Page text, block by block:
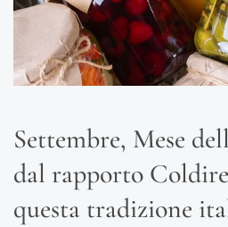
Settembre, Mese
dal rapporto
questa tradizione